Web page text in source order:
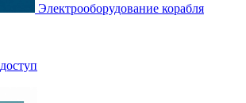
Электрооборудование корабля